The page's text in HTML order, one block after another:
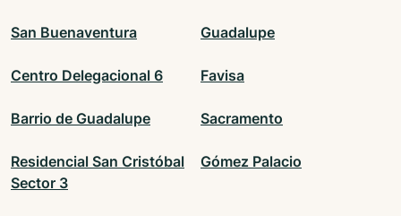
San Buenaventura Guadalupe
Centro Delegacional 6 Favisa
Barrio de Guadalupe Sacramento
Residencial San Cristóbal
Sector 3
Gómez Palacio